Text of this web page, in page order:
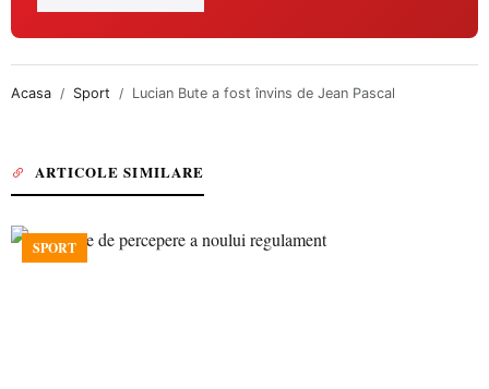
Acasa Sport Lucian Bute a fost învins de Jean Pascal
ARTICOLE SIMILARE
SPORT